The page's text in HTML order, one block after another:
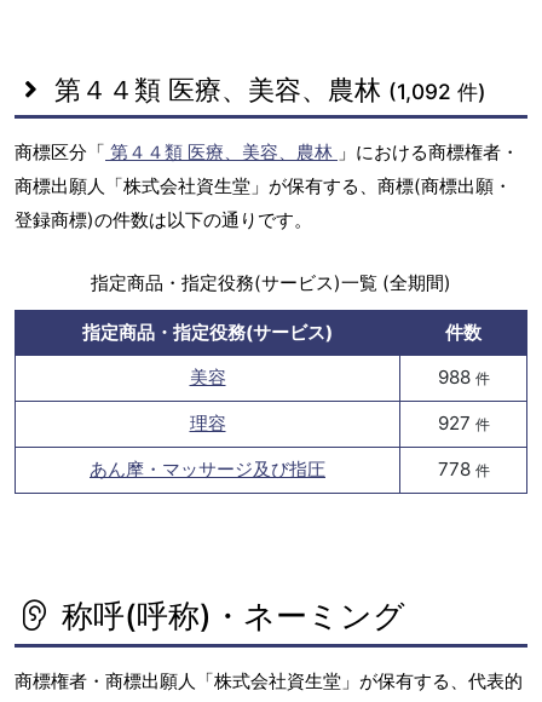
第４４類 医療、美容、農林 (1,092 件)
商標区分「 第４４類 医療、美容、農林 」における商標権者・
商標出願人「株式会社資生堂」が保有する、商標(商標出願・
登録商標)の件数は以下の通りです。
指定商品・指定役務(サービス)一覧 (全期間)
指定商品・指定役務(サービス)
件数
美容
988 件
理容 927 件
あん摩・マッサージ及び指圧 778 件
称呼(呼称)・ネーミング
商標権者・商標出願人「株式会社資生堂」が保有する、代表的